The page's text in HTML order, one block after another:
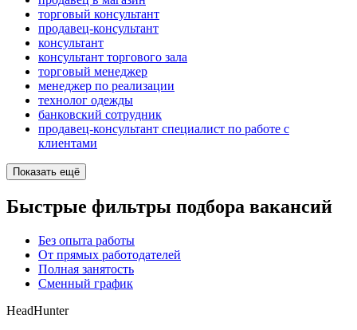
торговый консультант
продавец-консультант
консультант
консультант торгового зала
торговый менеджер
менеджер по реализации
технолог одежды
банковский сотрудник
продавец-консультант специалист по работе с
клиентами
Показать ещё
Быстрые фильтры подбора вакансий
Без опыта работы
От прямых работодателей
Полная занятость
Сменный график
HeadHunter